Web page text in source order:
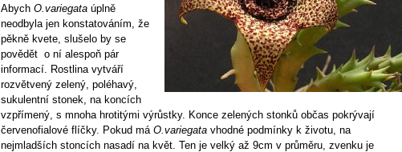
Abych O.variegata úplně
neodbyla jen konstatováním, že
pěkně kvete, slušelo by se
povědět o ní alespoň pár
informací. Rostlina vytváří
rozvětvený zelený, poléhavý,
sukulentní stonek, na koncích
vzpřímený, s mnoha hrotitými výrůstky. Konce zelených stonků občas pokrývají
červenofialové flíčky. Pokud má O.variegata vhodné podmínky k životu, na
nejmladších stoncích nasadí na květ. Ten je velký až 9cm v průměru, zvenku je